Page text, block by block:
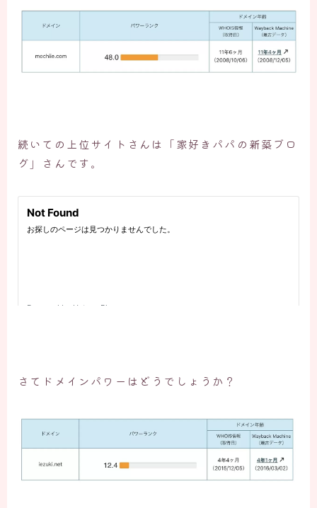
続いての上位サイトさんは「家好きパパの新築ブロ
グ」さんです。
さてドメインパワーはどうでしょうか？